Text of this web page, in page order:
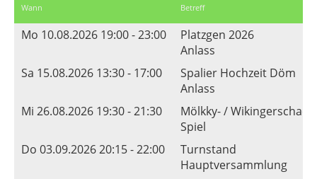
Wann Betreff
Mo 10.08.2026 19:00 - 23:00
Platzgen 2026
Anlass
Sa 15.08.2026 13:30 - 17:00
Spalier Hochzeit Döm
Anlass
Mi 26.08.2026 19:30 - 21:30
Mölkky- /
Spiel
Do 03.09.2026 20:15 - 22:00
Turnstand
Hauptversammlung